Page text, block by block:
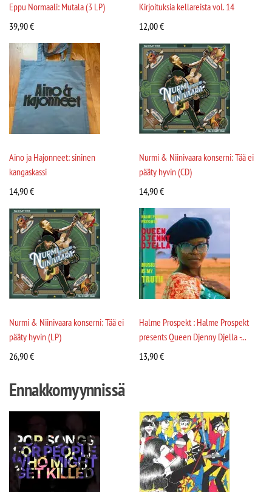
Eppu Normaali: Mutala (3 LP)
39,90€
Kirjoituksia kellareista vol. 14
12,00€
Aino ja Hajonneet: sininen
kangaskassi
14,90€
Nurmi & Niinivaara konserni: Tää ei
pääty hyvin (CD)
14,90€
Nurmi & Niinivaara konserni: Tää ei
pääty hyvin (LP)
26,90€
Halme Prospekt : Halme Prospekt
presents Queen Djenny Djella -...
13,90€
Ennakkomyynnissä